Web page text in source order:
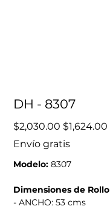
DH - 8307
Precio
original
$2,030.00 Precio
de
$1,624.00
Envío gratis
Modelo: 8307
Dimensiones de Rollo
- ANCHO: 53 cms